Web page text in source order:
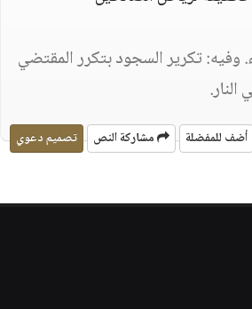
تكرير السجود بتكرر المقتضي
أضف للمفضلة مشاركة النص تصميم دعوي